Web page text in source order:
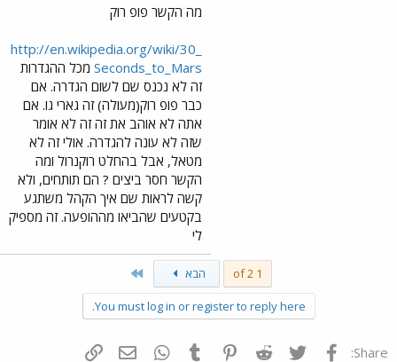
מה הקשר פופ רוק
http://en.wikipedia.org/wiki/30_
Seconds_to_Mars מכל ההגדרות
זה לא נכנס שם לשום הגדרה. אם
כבר פופ רוק(מעולה) זה גארי גו. אם
אתה לא אוהב את זה זה לא אומר
שזה לא עונה להגדרה. אולי זה לא
מטאל, אבל בהחלט רוקנרול ומה
הקשר חסר ביצים ? הם תותחים, ולא
קשה לראות שם איך הקהל משתגע
בקטעים שהביאו מההופעה. זה מספיק
לי
1 of 2 הבא
You must log in or register to reply here.
Share: פייסבוק Twitter
Reddit
Pinterest
Tumblr
WhatsAppדואר אלקטרוני